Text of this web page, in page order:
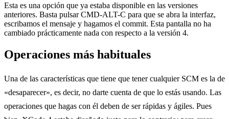
Esta es una opción que ya estaba disponible en las versiones
anteriores. Basta pulsar CMD-ALT-C para que se abra la interfaz,
escribamos el mensaje y hagamos el commit. Esta pantalla no ha
cambiado prácticamente nada con respecto a la versión 4.
Operaciones más habituales
Una de las características que tiene que tener cualquier SCM es la de
«desaparecer», es decir, no darte cuenta de que lo estás usando. Las
operaciones que hagas con él deben de ser rápidas y ágiles. Pues